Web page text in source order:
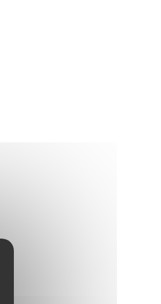
Masquer le bandeau des cookies